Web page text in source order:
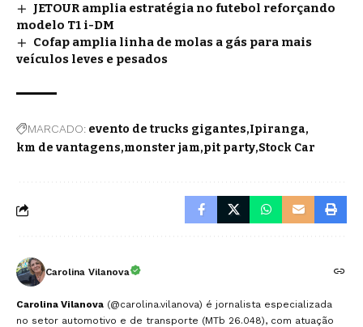
JETOUR amplia estratégia no futebol reforçando
modelo T1 i-DM
Cofap amplia linha de molas a gás para mais
veículos leves e pesados
MARCADO: evento de trucks gigantes Ipiranga
km de vantagens monster jam pit party Stock Car
Carolina Vilanova
Carolina Vilanova (@carolina.vilanova) é jornalista especializada
no setor automotivo e de transporte (MTb 26.048), com atuação